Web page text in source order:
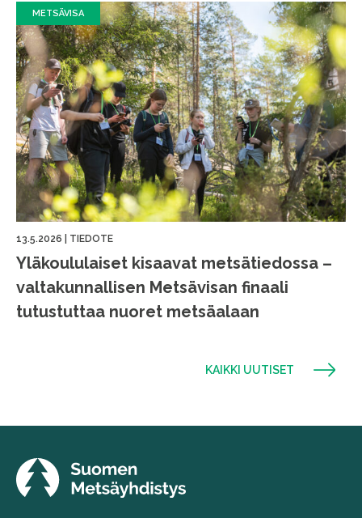
METSÄVISA
13.5.2026 TIEDOTE
Yläkoululaiset kisaavat metsätiedossa –
valtakunnallisen Metsävisan finaali
tutustuttaa nuoret metsäalaan
KAIKKI UUTISET